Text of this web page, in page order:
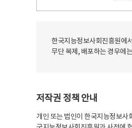
한국지능정보사회진흥원에
무단 복제, 배포하는 경우에
저작권 정책 안내
개인 또는 법인이 한국지능정보사